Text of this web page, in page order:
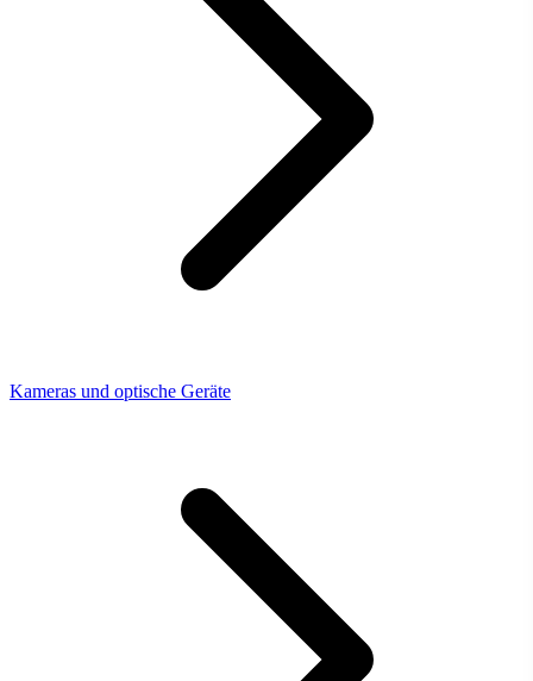
Kameras und optische Geräte